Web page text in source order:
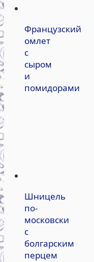
Французский
омлет
с
сыром
и
помидорами
Шницель
по-
московски
с
болгарским
перцем